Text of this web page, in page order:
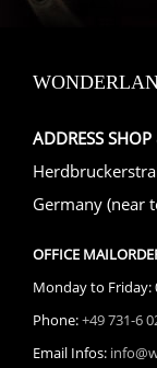
ADDRESS
Germany (near
OFFICE
Monday to Friday:
Phone:+49 731-6
Email Infos: